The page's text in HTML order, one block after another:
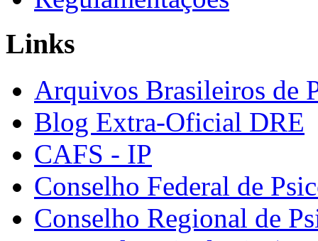
Links
Arquivos Brasileiros de
Blog Extra-Oficial DRE
CAFS - IP
Conselho Federal de
Conselho Regional de